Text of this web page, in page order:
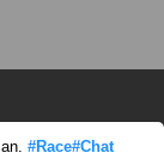
#Race#Chat